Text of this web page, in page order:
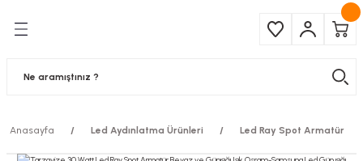
Anasayfa Led Aydınlatma Ürünleri Led Ray Spot Armatür